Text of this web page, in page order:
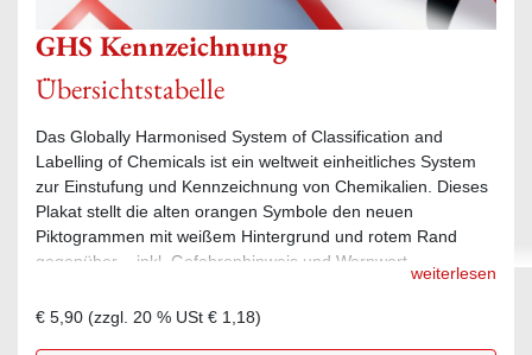
GHS Kennzeichnung
Übersichtstabelle
Das Globally Harmonised System of Classification and
Labelling of Chemicals ist ein weltweit einheitliches System
zur Einstufung und Kennzeichnung von Chemikalien. Dieses
Plakat stellt die alten orangen Symbole den neuen
Piktogrammen mit weißem Hintergrund und rotem Rand
gegenüber – inkl. Gefahrenhinweis und Warnwort.
weiterlesen
€ 5,90 (zzgl. 20 % USt € 1,18)